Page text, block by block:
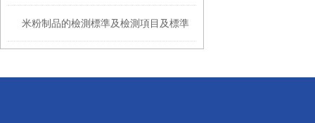
米粉制品的檢測標準及檢測項目及標準